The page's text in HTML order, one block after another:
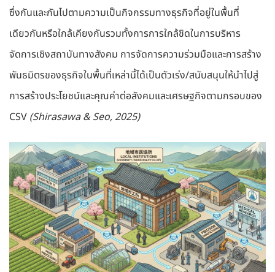
ซึ่งกันและกันไปตามความเป็นกิจกรรมทางธุรกิจที่อยู่ในพื้นที่
เดียวกันหรือใกล้เคียงกันรวมทั้งการการใกล้ชิดในการบริหาร
จัดการเชิงสถาบันทางสังคม การจัดการความร่วมมือและการสร้าง
พันธมิตรของธุรกิจในพื้นที่เหล่านี้ได้เป็นตัวเร่ง/สนับสนุนให้นำไปสู่
การสร้างประโยชน์และคุณค่าต่อสังคมและเศรษฐกิจตามกรอบของ
CSV (Shirasawa & Seo, 2025)